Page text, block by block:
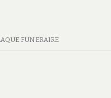
FUNERAIRE